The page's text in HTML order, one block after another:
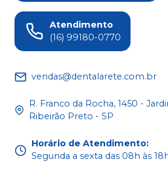
Atendimento
(16) 99180-0770
vendas@dentalarete.com.br
R. Franco da Rocha, 1450 -
Ribeirão Preto - SP
Horário de Atendimento:
Segunda a sexta das 08h às